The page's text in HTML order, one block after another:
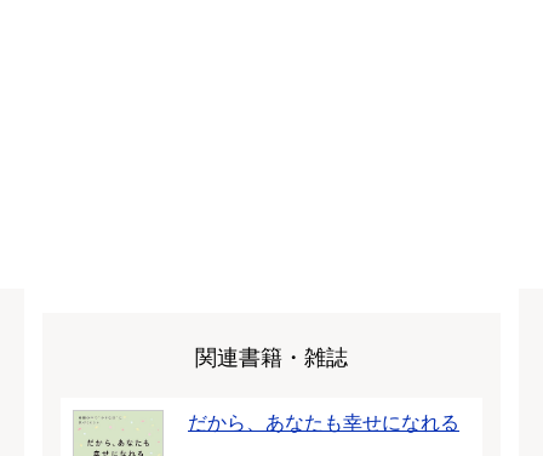
関連書籍・雑誌
だから、あなたも幸せになれる